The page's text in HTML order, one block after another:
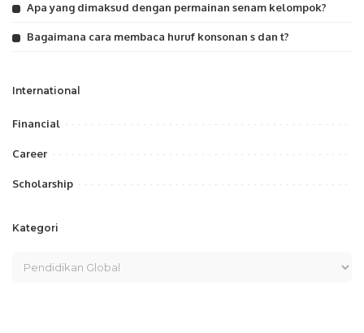
Apa yang dimaksud dengan permainan senam kelompok?
Bagaimana cara membaca huruf konsonan s dan t?
International
Financial
Career
Scholarship
Kategori